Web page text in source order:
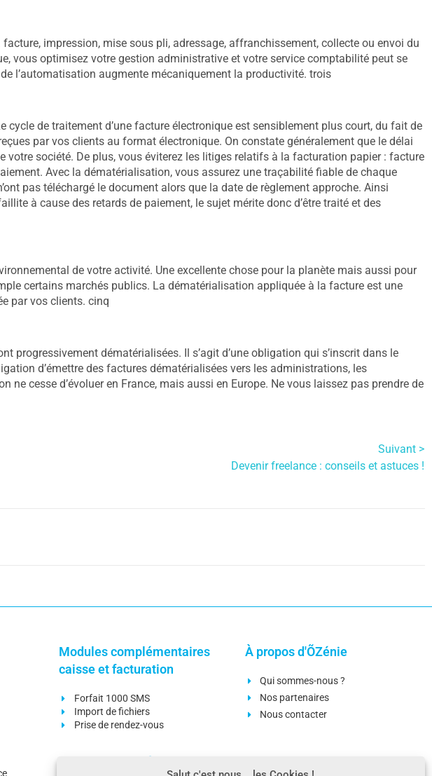
impression, mise sous pli, adressage, affranchissement, collecte ou envoi du
vous optimisez votre gestion administrative et votre service comptabilité peut se
l’automatisation augmente mécaniquement la productivité. trois
de traitement d’une facture électronique est sensiblement plus court, du fait de
par vos clients au format électronique. On constate généralement que le délai
société. De plus, vous éviterez les litiges relatifs à la facturation papier : facture
Avec la dématérialisation, vous assurez une traçabilité fiable de chaque
pas téléchargé le document alors que la date de règlement approche. Ainsi
à cause des retards de paiement, le sujet mérite donc d’être traité et des
de votre activité. Une excellente chose pour la planète mais aussi pour
certains marchés publics. La dématérialisation appliquée à la facture est une
par vos clients. cinq
progressivement dématérialisées. Il s’agit d’une obligation qui s’inscrit dans le
d’émettre des factures dématérialisées vers les administrations, les
cesse d’évoluer en France, mais aussi en Europe. Ne vous laissez pas prendre de
Suivant >
Devenir freelance : conseils et astuces !
Modules complémentaires
caisse et facturation
Forfait 1000 SMS
Import de fichiers
Prise de rendez-vous
À propos d'ÕZénie
Qui sommes-nous ?
Nos partenaires
Nous contacter